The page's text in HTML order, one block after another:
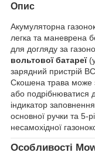
Опис
Акумуляторна
легка та маневрена
для догляду за
вольтової батареї
зарядний пристрій
Скошена трава може
або подрібнюватися
індикатор
основної ручки та 5-
несамохідної
Особливості